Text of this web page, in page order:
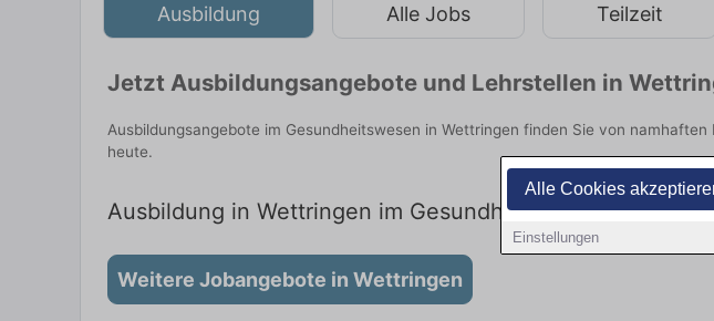
Alle Cookies
Einstellungen
Ausbildung Alle Jobs Teilzeit
Jetzt Ausbildungsangebote und Lehrstellen in
Ausbildungsangebote im Gesundheitswesen in Wettringen finden Sie von
heute.
Ausbildung in Wettringen im Gesundheitswesen:
Weitere Jobangebote in Wettringen